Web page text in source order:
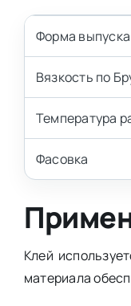
Форма выпуска
Вязкость по
Температура
Фасовка
Клей
материала